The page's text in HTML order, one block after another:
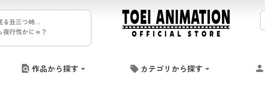
る丑三つ時…
夜行性かにゃ？
作品から探す カテゴリから探す